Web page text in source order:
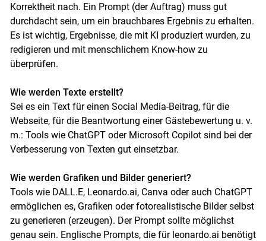
Skip to main content
Korrektheit nach. Ein Prompt (der Auftrag) muss gut
durchdacht sein, um ein brauchbares Ergebnis zu erhalten.
Es ist wichtig, Ergebnisse, die mit KI produziert wurden, zu
redigieren und mit menschlichem Know-how zu
überprüfen.
Wie werden Texte erstellt?
Sei es ein Text für einen Social Media-Beitrag, für die
Webseite, für die Beantwortung einer Gästebewertung u. v.
m.: Tools wie ChatGPT oder Microsoft Copilot sind bei der
Verbesserung von Texten gut einsetzbar.
Wie werden Grafiken und Bilder generiert?
Tools wie DALL.E, Leonardo.ai, Canva oder auch ChatGPT
ermöglichen es, Grafiken oder fotorealistische Bilder selbst
zu generieren (erzeugen). Der Prompt sollte möglichst
genau sein. Englische Prompts, die für leonardo.ai benötigt